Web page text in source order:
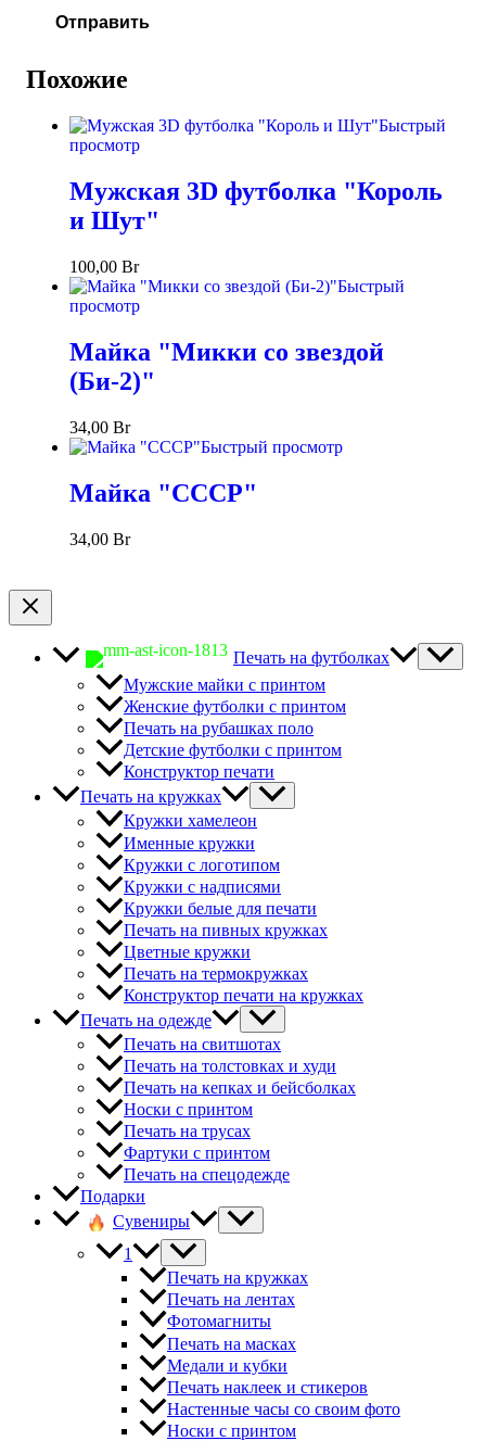
Похожие
Быстрый
просмотр
Мужская 3D футболка "Король
и Шут"
100,00 Br
Быстрый
просмотр
Майка "Микки со звездой
(Би-2)"
34,00 Br
Быстрый просмотр
Майка "СССР"
34,00 Br
Печать на футболках
Мужские майки с принтом
Женские футболки с принтом
Печать на рубашках поло
Детские футболки с принтом
Конструктор печати
Печать на кружках
Кружки хамелеон
Именные кружки
Кружки с логотипом
Кружки с надписями
Кружки белые для печати
Печать на пивных кружках
Цветные кружки
Печать на термокружках
Конструктор печати на кружках
Печать на одежде
Печать на свитшотах
Печать на толстовках и худи
Печать на кепках и бейсболках
Носки с принтом
Печать на трусах
Фартуки с принтом
Печать на спецодежде
Подарки
Сувениры
1
Печать на кружках
Печать на лентах
Фотомагниты
Печать на масках
Медали и кубки
Печать наклеек и стикеров
Настенные часы со своим фото
Носки с принтом